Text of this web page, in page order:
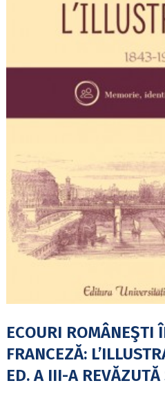
ECOURI ROMÂNEŞTI
FRANCEZĂ:
ED. A III-A